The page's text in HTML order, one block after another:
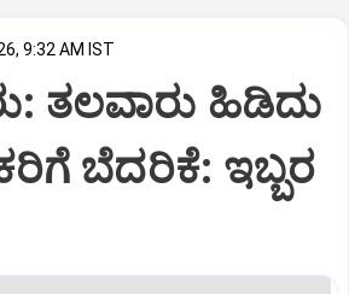
9:32 AM IST
ತಲವಾರು ಹಿಡಿದು
ಬೆದರಿಕೆ: ಇಬ್ಬರ